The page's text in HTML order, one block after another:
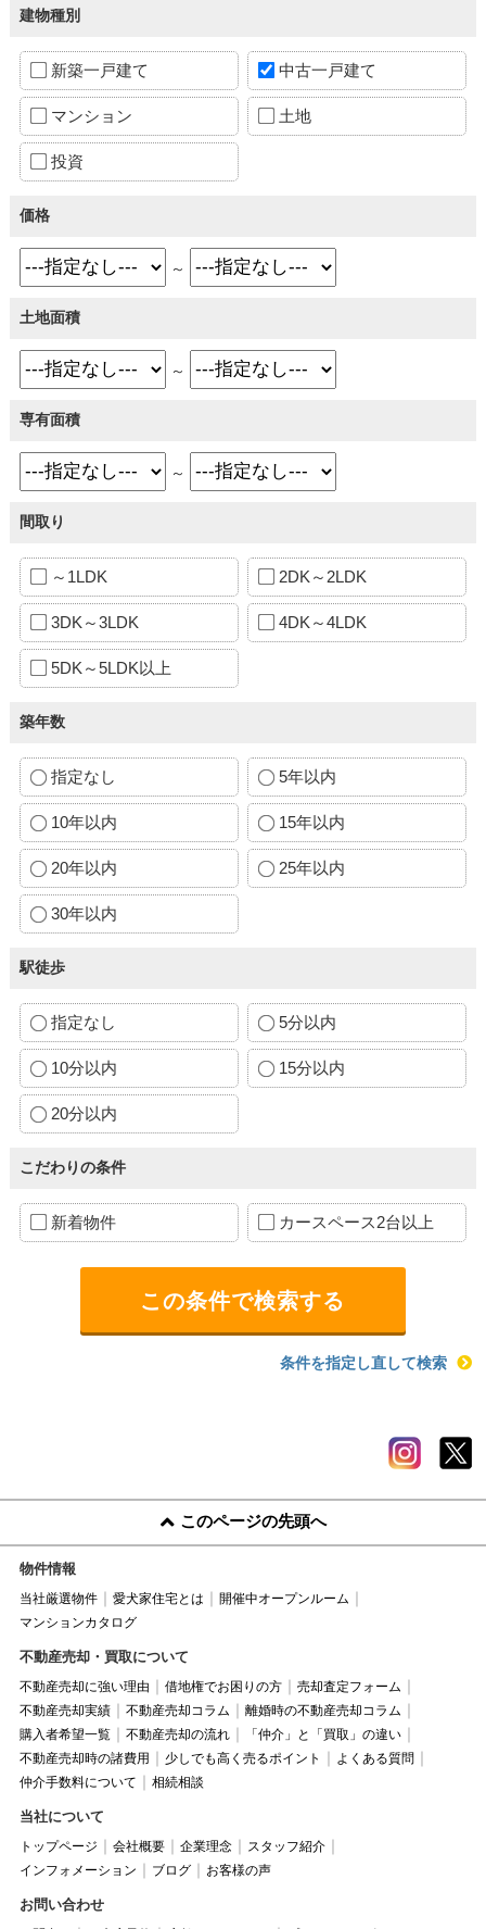
建物種別
新築一戸建て 中古一戸建て
マンション 土地
投資
価格
～
土地面積
～
専有面積
～
間取り
～1LDK 2DK～2LDK
3DK～3LDK 4DK～4LDK
5DK～5LDK以上
築年数
指定なし 5年以内
10年以内 15年以内
20年以内 25年以内
30年以内
駅徒歩
指定なし 5分以内
10分以内 15分以内
20分以内
こだわりの条件
新着物件 カースペース2台以上
条件を指定し直して検索
このページの先頭へ
物件情報
当社厳選物件 愛犬家住宅とは
開催中オープンルーム
マンションカタログ
不動産売却・買取について
不動産売却に強い理由 借地権でお困りの方
売却査定フォーム
不動産売却実績
不動産売却コラム
離婚時の不動産売却コラム
購入者希望一覧
不動産売却の流れ
「仲介」と「買取」の違い
不動産売却時の諸費用
少しでも高く売るポイント
よくある質問
仲介手数料について
相続相談
当社について
トップページ 会社概要 企業理念
スタッフ紹介
インフォメーション
ブログ お客様の声
お問い合わせ